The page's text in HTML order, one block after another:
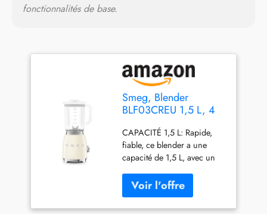
fonctionnalités de base.
Smeg, Blender
BLF03CREU 1,5 L, 4
Smoothie, Pulse,
Glace Pilée et
Autonettoyant, Bloc
Moteur et Bouchon
Doseur, Base
Antidérapante, Range
Cordon Intégré,
CAPACITÉ 1,5 L: Rapide,
fiable, ce blender a une
capacité de 1,5 L, avec un
une base pratique avec
pieds antidérapants 4
FONCTIONS: Equipé de 4